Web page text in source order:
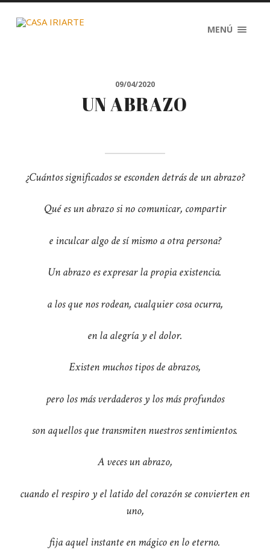
MENÚ
09/04/2020
UN ABRAZO
¿Cuántos significados se esconden detrás de un abrazo?
Qué es un abrazo si no comunicar, compartir
e inculcar algo de sí mismo a otra persona?
Un abrazo es expresar la propia existencia.
a los que nos rodean, cualquier cosa ocurra,
en la alegría y el dolor.
Existen muchos tipos de abrazos,
pero los más verdaderos y los más profundos
son aquellos que transmiten nuestros sentimientos.
A veces un abrazo,
cuando el respiro y el latido del corazón se convierten en
uno,
fija aquel instante en mágico en lo eterno.